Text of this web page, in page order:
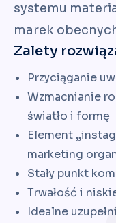
systemu
marek
Zalety
Przyciąganie
Wzmacnianie
światło i formę
Element
marketing
Stały punkt
Trwałość i
Idealne